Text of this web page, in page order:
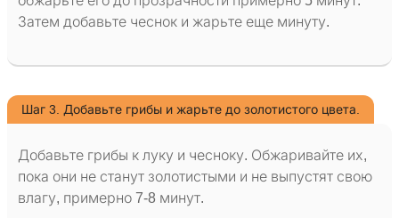
Затем добавьте чеснок и жарьте еще минуту.
Шаг 3. Добавьте грибы и жарьте до золотистого цвета.
Добавьте грибы к луку и чесноку. Обжаривайте их,
пока они не станут золотистыми и не выпустят свою
влагу, примерно 7-8 минут.